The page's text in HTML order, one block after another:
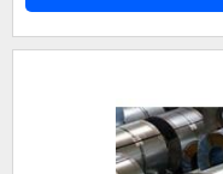
oferece maior